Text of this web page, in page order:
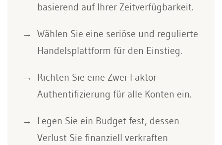
basierend auf Ihrer Zeitverfügbarkeit.
Wählen Sie eine seriöse und regulierte
Handelsplattform für den Einstieg.
Richten Sie eine Zwei-Faktor-
Authentifizierung für alle Konten ein.
Legen Sie ein Budget fest, dessen
Verlust Sie finanziell verkraften